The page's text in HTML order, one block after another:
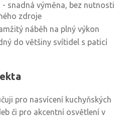
snadná výměna, bez nutnosti
zdroje
náběh na plný výkon
do většiny svítidel s paticí
pro nasvícení kuchyňských
či pro akcentní osvětlení v